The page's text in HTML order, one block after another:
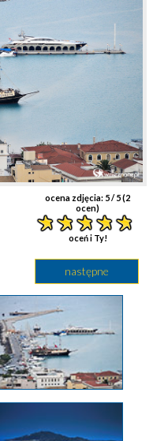
ocena zdjęcia: 5/ 5 (2
ocen)
oceń i Ty!
następne